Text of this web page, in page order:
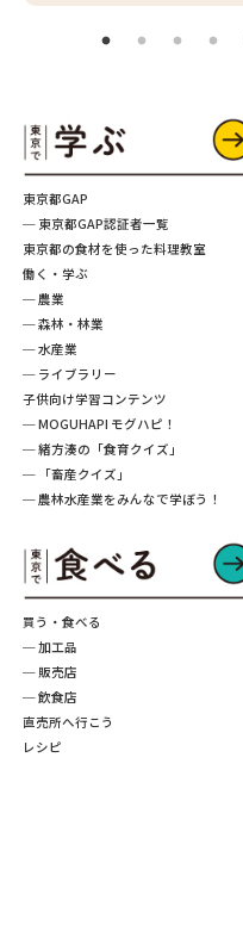
東京都GAP
─ 東京都GAP認証者一覧
東京都の食材を使った料理教室
働く・学ぶ
─ 農業
─ 森林・林業
─ 水産業
─ ライブラリー
子供向け学習コンテンツ
─ MOGUHAPI モグハピ！
─ 緒方湊の「食育クイズ」
─ 「畜産クイズ」
─ 農林水産業をみんなで学ぼう！
買う・食べる
─ 加工品
─ 販売店
─ 飲食店
直売所へ行こう
レシピ